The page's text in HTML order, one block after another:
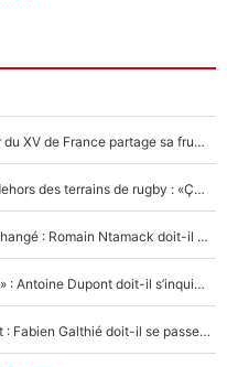
Mis de côté par Fabien Galthié, un joueur du XV de France partage sa frustration : «ils ne me l’ont pas dit tout de suite»
La raison d'être de Matthieu Jalibert en dehors des terrains de rugby : «Ça m'atteint autant que si tu touches à un membre de ma famille»
XV de France - Matthieu Jalibert a tout changé : Romain Ntamack doit-il s’inquiéter pour sa place à un an de la Coupe du monde ?
«Le XV de France est meilleur avec Lucu» : Antoine Dupont doit-il s’inquiéter pour sa place ?
Le XV de France a trouvé son remplaçant : Fabien Galthié doit-il se passer d'Antoine Dupont ?